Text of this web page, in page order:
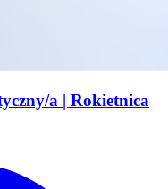
a | Rokietnica